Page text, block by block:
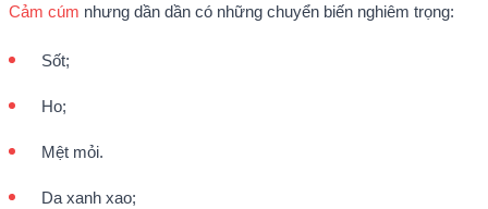
Cảm cúm nhưng dần dần có những chuyển biến nghiêm trọng:
Sốt;
Ho;
Mệt mỏi.
Da xanh xao;